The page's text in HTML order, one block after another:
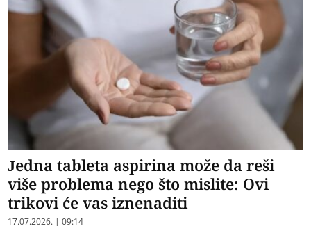
Jedna tableta aspirina može da reši
više problema nego što mislite: Ovi
trikovi će vas iznenaditi
17.07.2026. | 09:14